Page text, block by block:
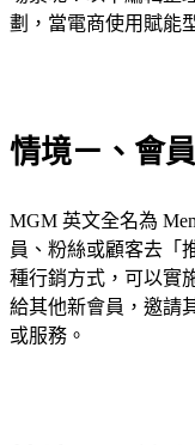
劃，當電商使用賦能
情境ㄧ、會
MGM 英文全名為
員、粉絲或顧客去「
種行銷方式，可以實
給其他新會員，邀請
或服務。